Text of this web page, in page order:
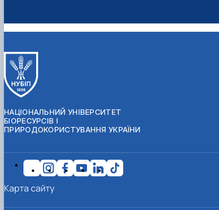
НАЦІОНАЛЬНИЙ УНІВЕРСИТЕТ
БІОРЕСУРСІВ І
ПРИРОДОКОРИСТУВАННЯ УКРАЇНИ
Карта сайту